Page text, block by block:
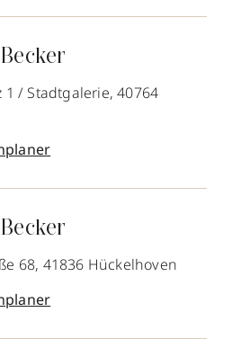
1 / Stadtgalerie, 40764
68, 41836 Hückelhoven